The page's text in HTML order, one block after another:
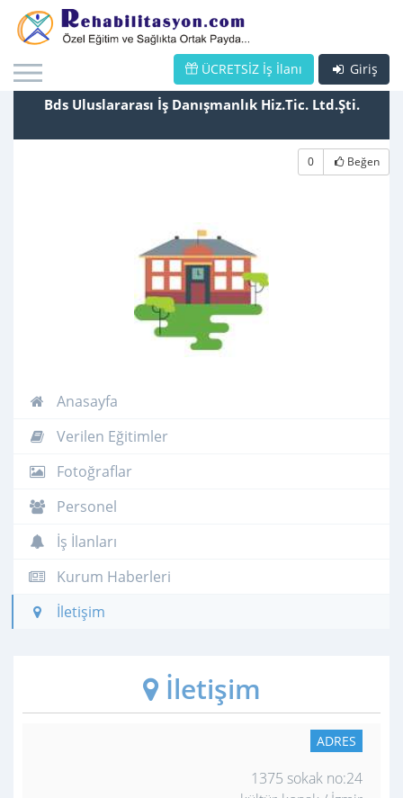
Giriş
ÜCRETSİZ İş İlanı
Bds Uluslararası İş Danışmanlık Hiz.Tic. Ltd.Şti.
0 Beğen
Anasayfa
Verilen Eğitimler
Fotoğraflar
Personel
İş İlanları
Kurum Haberleri
İletişim
İletişim
ADRES
1375 sokak no:24